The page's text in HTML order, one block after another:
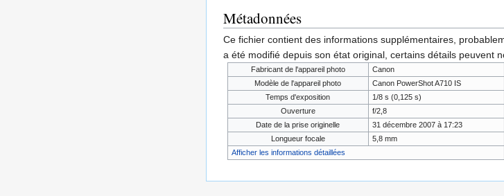
Métadonnées
Ce fichier contient des informations supplémentaires,
a été modifié depuis son état original, certains détails peuvent
Fabricant de l'appareil photo
Canon
Modèle de l'appareil photo
Canon PowerShot A710 IS
Temps d'exposition
1/8 s (0,125 s)
Ouverture
f/2,8
Date de la prise originelle
31 décembre 2007 à 17:23
Longueur focale
5,8 mm
Afficher les informations détaillées